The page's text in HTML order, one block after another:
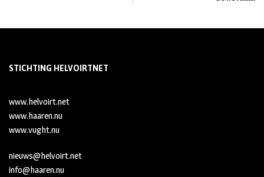
STICHTING HELVOIRTNET
www.helvoirt.net
www.haaren.nu
www.vught.nu
nieuws@helvoirt.net
info@haaren.nu